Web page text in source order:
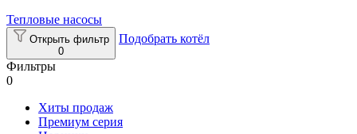
Тепловые насосы
Открыть фильтр
0
Подобрать котёл
Фильтры
0
Хиты продаж
Премиум серия